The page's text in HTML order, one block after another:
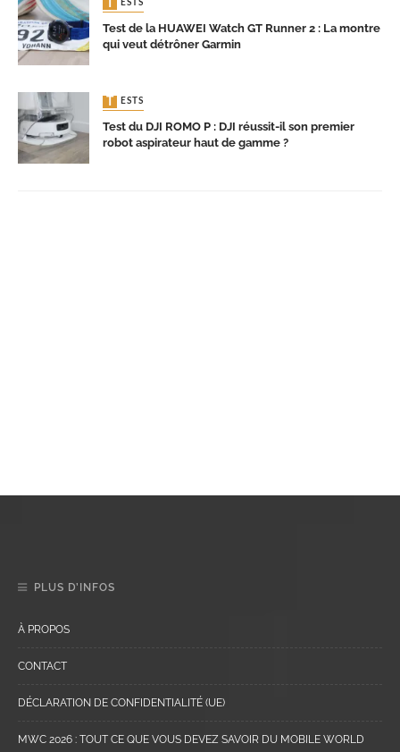
TESTS
Test de la HUAWEI Watch GT Runner 2 : La montre
qui veut détrôner Garmin
TESTS
Test du DJI ROMO P : DJI réussit-il son premier
robot aspirateur haut de gamme ?
PLUS D’INFOS
À PROPOS
CONTACT
DÉCLARATION DE CONFIDENTIALITÉ (UE)
MWC 2026 : TOUT CE QUE VOUS DEVEZ SAVOIR DU MOBILE WORLD